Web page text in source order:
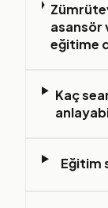
asansör
eğitime
Kaç
Eğitim